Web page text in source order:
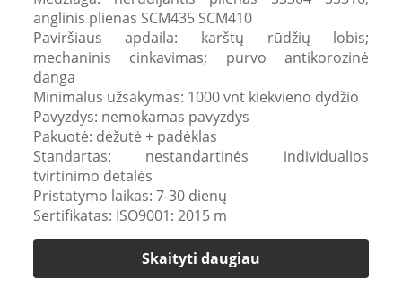
anglinis plienas SCM435 SCM410
Paviršiaus apdaila: karštų rūdžių lobis;
mechaninis cinkavimas; purvo antikorozinė
danga
Minimalus užsakymas: 1000 vnt kiekvieno dydžio
Pavyzdys: nemokamas pavyzdys
Pakuotė: dėžutė + padėklas
Standartas: nestandartinės individualios
tvirtinimo detalės
Pristatymo laikas: 7-30 dienų
Sertifikatas: ISO9001: 2015 m
Skaityti daugiau